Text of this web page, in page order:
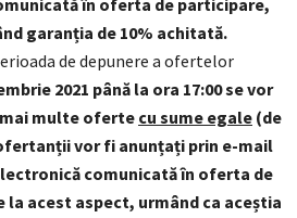
în oferta de participare,
garanția de 10% achitată.
de depunere a ofertelor
2021 până la ora 17:00 se vor
multe oferte cu sume egale (de
vor fi anunțați prin e-mail
comunicată în oferta de
la acest aspect, urmând ca aceștia